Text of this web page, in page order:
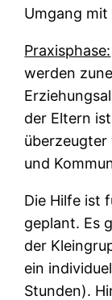
Umgang
Praxisphase:
werden
der Eltern
überzeugter
und
Die Hilfe ist
geplant. Es
der
ein
Stunden).